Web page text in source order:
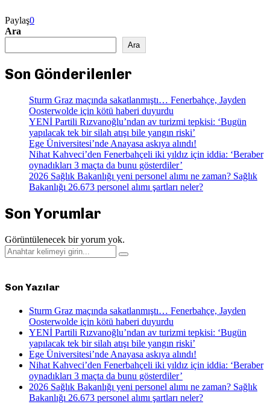
Paylaş0
Ara
Ara
Son Gönderilenler
Sturm Graz maçında sakatlanmıştı… Fenerbahçe, Jayden
Oosterwolde için kötü haberi duyurdu
YENİ Partili Rızvanoğlu’ndan av turizmi tepkisi: ‘Bugün
yapılacak tek bir silah atışı bile yangın riski’
Ege Üniversitesi’nde Anayasa askıya alındı!
Nihat Kahveci’den Fenerbahçeli iki yıldız için iddia: ‘Beraber
oynadıkları 3 maçta da bunu gösterdiler’
2026 Sağlık Bakanlığı yeni personel alımı ne zaman? Sağlık
Bakanlığı 26.673 personel alımı şartları neler?
Son Yorumlar
Görüntülenecek bir yorum yok.
Search
for:
Search
Son Yazılar
Sturm Graz maçında sakatlanmıştı… Fenerbahçe, Jayden
Oosterwolde için kötü haberi duyurdu
YENİ Partili Rızvanoğlu’ndan av turizmi tepkisi: ‘Bugün
yapılacak tek bir silah atışı bile yangın riski’
Ege Üniversitesi’nde Anayasa askıya alındı!
Nihat Kahveci’den Fenerbahçeli iki yıldız için iddia: ‘Beraber
oynadıkları 3 maçta da bunu gösterdiler’
2026 Sağlık Bakanlığı yeni personel alımı ne zaman? Sağlık
Bakanlığı 26.673 personel alımı şartları neler?